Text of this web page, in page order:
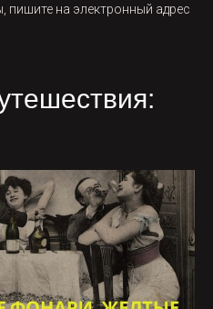
пишите на электронный адрес